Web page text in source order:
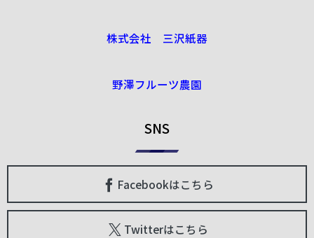
株式会社 三沢紙器
野澤フルーツ農園
SNS
Facebookはこちら
Twitterはこちら